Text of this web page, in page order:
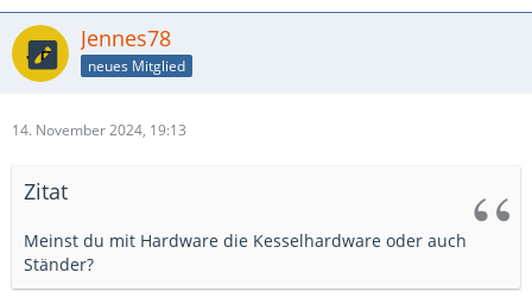
Jennes78
neues Mitglied
14. November 2024, 19:13
Zitat
Meinst du mit Hardware die Kesselhardware oder auch
Ständer?